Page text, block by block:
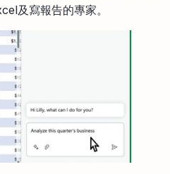
及寫報告的專家。